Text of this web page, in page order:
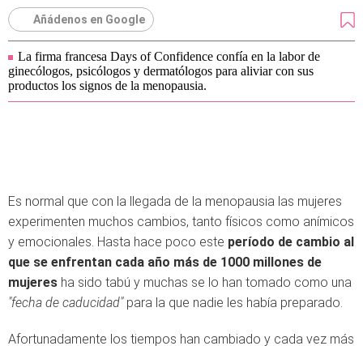
Añádenos en Google
La firma francesa Days of Confidence confía en la labor de
ginecólogos, psicólogos y dermatólogos para aliviar con sus
productos los signos de la menopausia.
Es normal que con la llegada de la menopausia las mujeres
experimenten muchos cambios, tanto físicos como anímicos
y emocionales. Hasta hace poco este período de cambio al
que se enfrentan cada año más de 1000 millones de
mujeres ha sido tabú y muchas se lo han tomado como una
"fecha de caducidad"para la que nadie les había preparado.
Afortunadamente los tiempos han cambiado y cada vez más